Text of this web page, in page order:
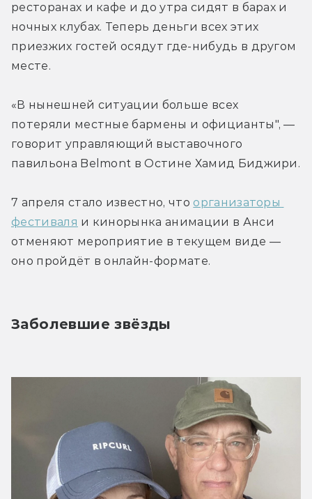
ресторанах и кафе и до утра сидят в барах и
ночных клубах. Теперь деньги всех этих
приезжих гостей осядут где-нибудь в другом
месте.
«В нынешней ситуации больше всех
потеряли местные бармены и официанты", —
говорит управляющий выставочного
павильона Belmont в Остине Хамид Биджири.
7 апреля стало известно, что организаторы
фестиваля и кинорынка анимации в Анси
отменяют мероприятие в текущем виде —
оно пройдёт в онлайн-формате.
Заболевшие звёзды